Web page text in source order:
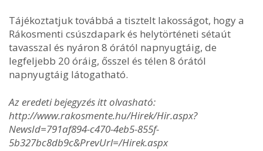
Tájékoztatjuk továbbá a tisztelt lakosságot, hogy a
Rákosmenti csúszdapark és helytörténeti sétaút
tavasszal és nyáron 8 órától napnyugtáig, de
legfeljebb 20 óráig, ősszel és télen 8 órától
napnyugtáig látogatható.
Az eredeti bejegyzés itt olvasható:
http://www.rakosmente.hu/Hirek/Hir.aspx?
NewsId=791af894-c470-4eb5-855f-
5b327bc8db9c&PrevUrl=/Hirek.aspx